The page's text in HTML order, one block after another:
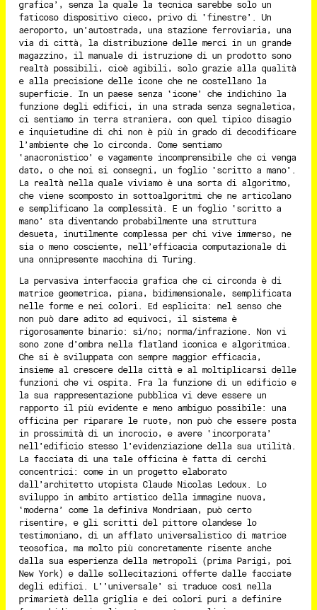
grafica’, senza la quale la tecnica sarebbe solo un
faticoso dispositivo cieco, privo di ‘finestre’. Un
aeroporto, un’autostrada, una stazione ferroviaria, una
via di città, la distribuzione delle merci in un grande
magazzino, il manuale di istruzione di un prodotto sono
realtà possibili, cioè agibili, solo grazie alla qualità
e alla precisione delle icone che ne costellano la
superficie. In un paese senza ‘icone’ che indichino la
funzione degli edifici, in una strada senza segnaletica,
ci sentiamo in terra straniera, con quel tipico disagio
e inquietudine di chi non è più in grado di decodificare
l’ambiente che lo circonda. Come sentiamo
‘anacronistico’ e vagamente incomprensibile che ci venga
dato, o che noi si consegni, un foglio ‘scritto a mano’.
La realtà nella quale viviamo è una sorta di algoritmo,
che viene scomposto in sottoalgoritmi che ne articolano
e semplificano la complessità. E un foglio ‘scritto a
mano’ sta diventando probabilmente una struttura
desueta, inutilmente complessa per chi vive immerso, ne
sia o meno cosciente, nell’efficacia computazionale di
una onnipresente macchina di Turing.
La pervasiva interfaccia grafica che ci circonda è di
matrice geometrica, piana, bidimensionale, semplificata
nelle forme e nei colori. Ed esplicita: nel senso che
non può dare adito ad equivoci, il sistema è
rigorosamente binario: sì/no; norma/infrazione. Non vi
sono zone d’ombra nella flatland iconica e algoritmica.
Che si è sviluppata con sempre maggior efficacia,
insieme al crescere della città e al moltiplicarsi delle
funzioni che vi ospita. Fra la funzione di un edificio e
la sua rappresentazione pubblica vi deve essere un
rapporto il più evidente e meno ambiguo possibile: una
officina per riparare le ruote, non può che essere posta
in prossimità di un incrocio, e avere ‘incorporata’
nell’edificio stesso l’evidenziazione della sua utilità.
La facciata di una tale officina è fatta di cerchi
concentrici: come in un progetto elaborato
dall’architetto utopista Claude Nicolas Ledoux. Lo
sviluppo in ambito artistico della immagine nuova,
‘moderna’ come la definiva Mondriaan, può certo
risentire, e gli scritti del pittore olandese lo
testimoniano, di un afflato universalistico di matrice
teosofica, ma molto più concretamente risente anche
dalla sua esperienza della metropoli (prima Parigi, poi
New York) e dalle sollecitazioni offerte dalle facciate
degli edifici. L’’universale’ si traduce così nella
primarietà della griglia e dei colori puri a definire